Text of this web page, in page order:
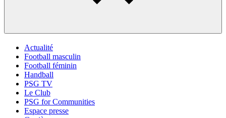
Actualité
Football masculin
Football féminin
Handball
PSG TV
Le Club
PSG for Communities
Espace presse